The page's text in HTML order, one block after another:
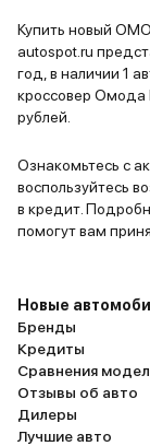
Купить новый
autospot.ru
год, в наличии 1
кроссовер Омода
рублей.
Ознакомьтесь с
воспользуйтесь
в кредит.
помогут вам
Новые
Бренды
Кредиты
Сравнения
Отзывы об авто
Дилеры
Лучшие авто